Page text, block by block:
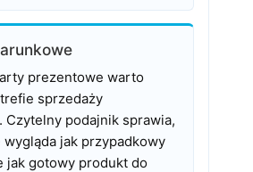
prezentowe warto
sprzedaży
Czytelny podajnik sprawia,
wygląda jak przypadkowy
jak gotowy produkt do